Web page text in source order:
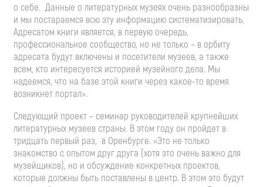
о себе. Данные о литературных музеях очень разнообразны
и мы постараемся всю эту информацию систематизировать.
Адресатом книги является, в первую очередь,
профессиональное сообщество, но не только – в орбиту
адресата будут включены и посетители музеев, а также
всем, кто интересуется историей музейного дела. Мы
надеемся, что на базе этой книги через какое-то время
возникнет портал».
Следующий проект – семинар руководителей крупнейших
литературных музеев страны. В этом году он пройдет в
тридцать первый раз, в Оренбурге. «Это не только
знакомство с опытом друг друга (хотя это очень важно для
музейщиков), но и обсуждение конкретных проектов,
которые должны быть поставлены в центр. В этом это будут